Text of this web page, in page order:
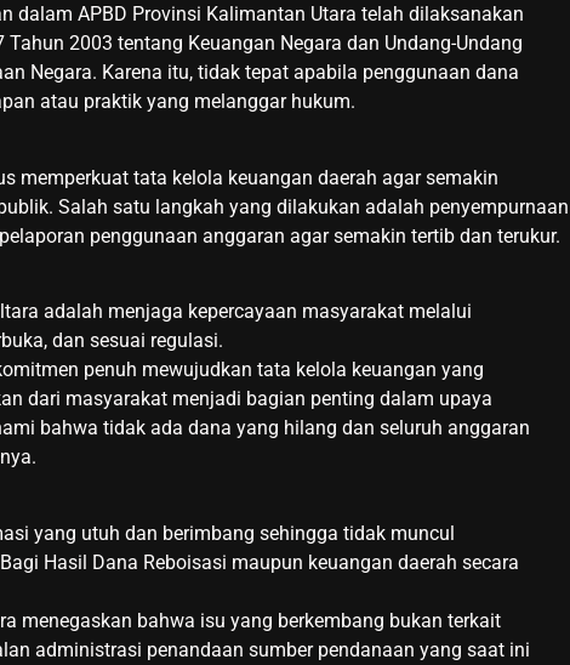
dalam APBD Provinsi Kalimantan Utara telah dilaksanakan
2003 tentang Keuangan Negara dan Undang-Undang
Negara. Karena itu, tidak tepat apabila penggunaan dana
atau praktik yang melanggar hukum.
memperkuat tata kelola keuangan daerah agar semakin
Salah satu langkah yang dilakukan adalah penyempurnaan
penggunaan anggaran agar semakin tertib dan terukur.
adalah menjaga kepercayaan masyarakat melalui
dan sesuai regulasi.
penuh mewujudkan tata kelola keuangan yang
dari masyarakat menjadi bagian penting dalam upaya
bahwa tidak ada dana yang hilang dan seluruh anggaran
yang utuh dan berimbang sehingga tidak muncul
Hasil Dana Reboisasi maupun keuangan daerah secara
menegaskan bahwa isu yang berkembang bukan terkait
administrasi penandaan sumber pendanaan yang saat ini